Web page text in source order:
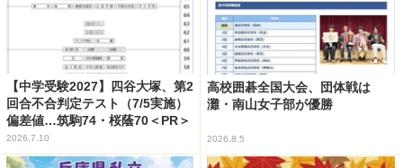
【中学受験2027】四谷大塚、第2
回合不合判定テスト（7/5実施）
偏差値…筑駒74・桜蔭70＜PR＞
2026.7.10
高校囲碁全国大会、団体戦は
灘・南山女子部が優勝
2026.8.5